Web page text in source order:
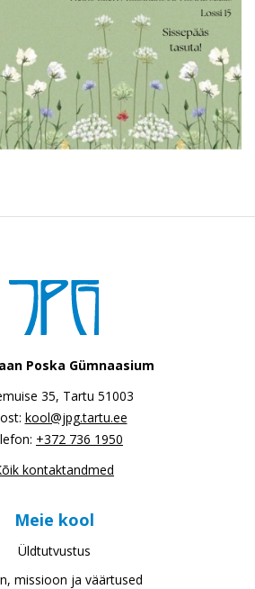
Poska Gümnaasium
35, Tartu 51003
kool@jpg.tartu.ee
+372 736 1950
kontaktandmed
Meie kool
Üldtutvustus
missioon ja väärtused